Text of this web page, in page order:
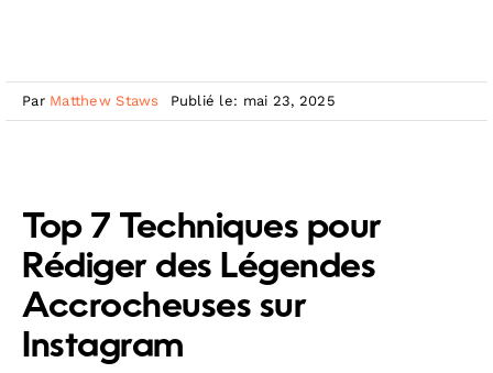
Par Matthew Staws Publié le: mai 23, 2025
Top 7 Techniques pour
Rédiger des Légendes
Accrocheuses sur
Instagram